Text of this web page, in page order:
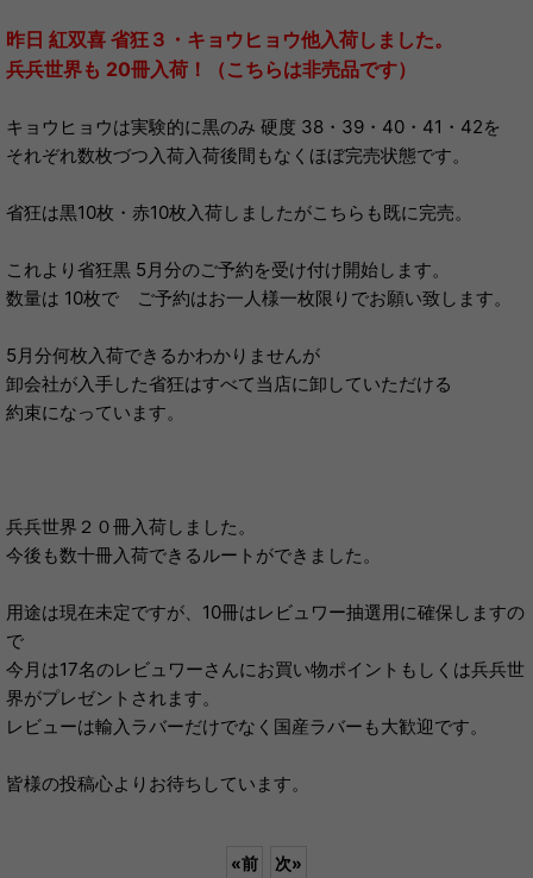
昨日 紅双喜 省狂３・キョウヒョウ他入荷しました。
兵兵世界も 20冊入荷！（こちらは非売品です）
キョウヒョウは実験的に黒のみ 硬度 38・39・40・41・42を
それぞれ数枚づつ入荷入荷後間もなくほぼ完売状態です。
省狂は黒10枚・赤10枚入荷しましたがこちらも既に完売。
これより省狂黒 5月分のご予約を受け付け開始します。
数量は 10枚で ご予約はお一人様一枚限りでお願い致します。
5月分何枚入荷できるかわかりませんが
卸会社が入手した省狂はすべて当店に卸していただける
約束になっています。
兵兵世界２０冊入荷しました。
今後も数十冊入荷できるルートができました。
用途は現在未定ですが、10冊はレビュワー抽選用に確保しますの
で
今月は17名のレビュワーさんにお買い物ポイントもしくは兵兵世
界がプレゼントされます。
レビューは輸入ラバーだけでなく国産ラバーも大歓迎です。
皆様の投稿心よりお待ちしています。
«前 次»